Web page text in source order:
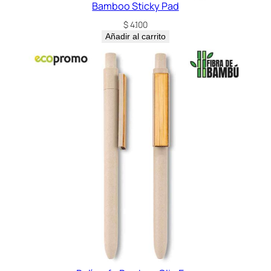
Bamboo Sticky Pad
$4.100
Añadir al carrito